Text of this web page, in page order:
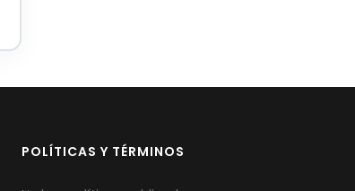
POLÍTICAS Y TÉRMINOS